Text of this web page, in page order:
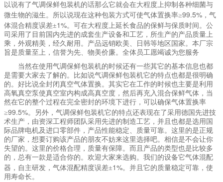
以说有了气调保鲜包装机的话那么它就会在大程度上抑制各种细菌与
微生物的滋生。所以说现在这种包装方式可使气体置换率≥99.5% ，气
体混合精度误差±1%。可在大程度上延长食品的保鲜与保质时间。公
司采用了目前国内先进的成套生产设备和工艺，所生产的产品质量上
乘，外观精美，经久耐用。产品远销欧美、日韩等地区国家。本厂宗
旨是质量至上，信誉为先、物美价廉。全体员工愿竭诚为您服务
当然在使用气调保鲜包装机的时候还有一些其它的基本信息也都
是需要大家去了解的。比如说气调保鲜包装机它的特点也都是很明确
的。好比说全封闭真空气体置换。其实它在工作的时候也主要是利用
高氧真空泵使真空室内构成高真空度，然后再充入混合保鲜气体，当
然在它的整个过程在完全密封的环境下进行，可以确保气体置换率
≥99.5%。另外，气调保鲜包装机它的特点还表现在了采用德国先进技
术生产，由资深工程师团队采用先进的制造工艺，并且也都是选用国
际品牌电机及进口零部件，产品性能稳定、质量可靠。这里的是正规
的厂家，想要订购该产品的朋友不妨来这里选择吧。相信是不会让你
失望的。这里的价格合理，质量有保障。而且产品的类型也是比较多
的，总有一款是适合你的。欢迎大家来选购。我们的设备它气体混配
器，自主研发，气体混配精度误差±1%。并且它的质量稳定可靠，使
用寿命长。